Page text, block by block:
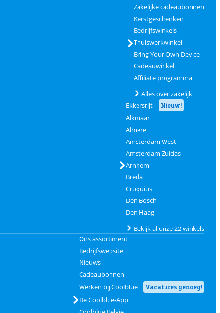
Zakelijke cadeaubonnen
Kerstgeschenken
Bedrijfswinkels
Thuiswerkwinkel
Bring Your Own Device
Cadeauwinkel
Affiliate programma
Alles over zakelijk
Ekkersrijt
Nieuw!
Alkmaar
Almere
Amsterdam West
Amsterdam Zuidas
Arnhem
Breda
Cruquius
Den Bosch
Den Haag
Bekijk al onze 22 winkels
Ons assortiment
Bedrijfswebsite
Nieuws
Cadeaubonnen
Werken bij Coolblue
Vacatures genoeg!
De Coolblue-App